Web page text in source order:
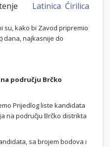
Latinica Ćirilica
su, kako bi Zavod pripremio
dana, najkasnije do
području Brčko
Prijedlog liste kandidata
na području Brčko distrikta
sa brojem bodova i